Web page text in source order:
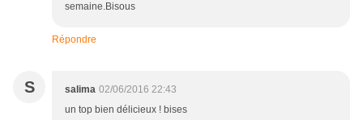
semaine.Bisous
Répondre
S salima 02/06/2016 22:43
un top bien délicieux ! bises